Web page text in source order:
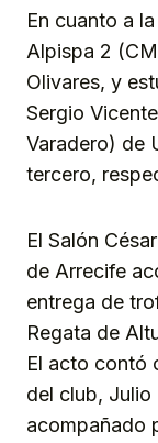
En cuanto a
Alpispa 2
Olivares, y
Sergio
Varadero) de
tercero,
El Salón
de Arrecife
entrega de
Regata de
El acto contó
del club, Julio
acompañado